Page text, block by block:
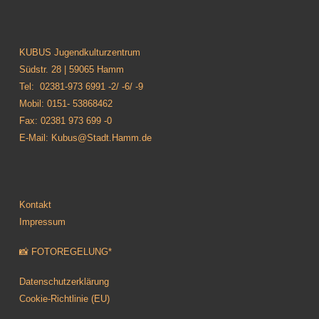
KUBUS Jugendkulturzentrum
Südstr. 28 | 59065 Hamm
Tel: 02381-973 6991 -2/ -6/ -9
Mobil: 0151- 53868462
Fax: 02381 973 699 -0
E-Mail: Kubus@Stadt.Hamm.de
Kontakt
Impressum
📸 FOTOREGELUNG*
Datenschutzerklärung
Cookie-Richtlinie (EU)